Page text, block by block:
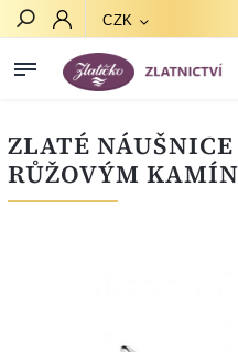
CZK
ZLATÉ
RŮŽOVÝM